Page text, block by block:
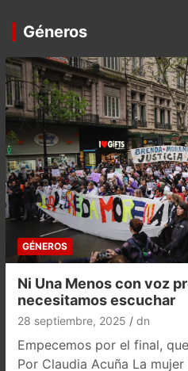
Géneros
GÉNEROS
Ni Una Menos con voz
necesitamos escuchar
28 septiembre, 2025 dn
Empecemos por el final,
Por Claudia Acuña La